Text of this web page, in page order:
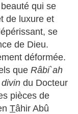
qui se
de luxure et
se
de Dieu.
déformée.
que Râbi`ah
du Docteur
pièces de
Tâhir Abû